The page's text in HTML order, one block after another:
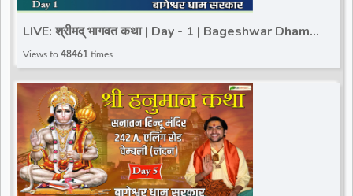
LIVE: श्रीमद् भागवत कथा | Day - 1 | Bageshwar Dham
Sarkar | Shrimad Bhagwat Katha | Leicester, UK
Views to 48461 times